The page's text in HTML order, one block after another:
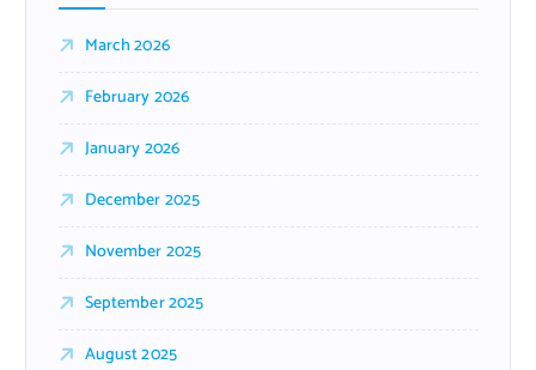
March 2026
February 2026
January 2026
December 2025
November 2025
September 2025
August 2025